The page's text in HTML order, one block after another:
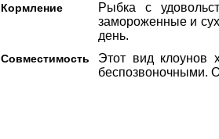
Кормление
Рыбка с
замороженные и
день.
Совместимость
Этот вид клоунов
беспозвоночными.